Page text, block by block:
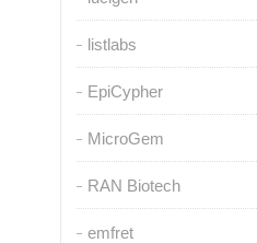
listlabs
EpiCypher
MicroGem
RAN Biotech
emfret